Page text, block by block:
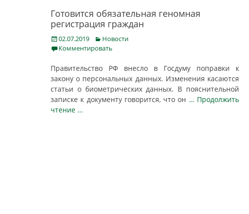
Готовится обязательная геномная
регистрация граждан
Posted
on
02.07.2019 Categories
Новости
Комментировать
Правительство РФ внесло в Госдуму поправки к
закону о персональных данных. Изменения касаются
статьи о биометрических данных. В пояснительной
записке к документу говорится, что он … Продолжить
чтение …